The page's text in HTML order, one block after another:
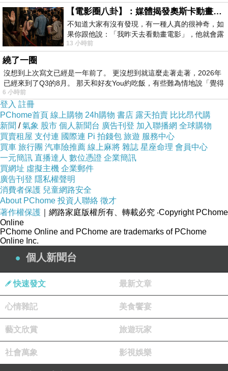
【電影圈八卦】：媒體揭發奧斯卡動畫項目投票醜聞！好萊塢為什麼看不起動畫電影？
不知道大家有沒有發現，有一種人真的很神奇，如
果你跟他說：「我昨天去看動畫電影」，他就會露
出一種慈祥的微笑，然後問你是不是陪小
13 小時前
繞了一圈
沒想到上次寫文已經是一年前了。 更沒想到就這麼走著走著，2026年
已經來到了Q3的8月。 那天和好友You約吃飯，有些難為情地說「覺得
6 小時前
登入 註冊
PChome首頁 線上購物 24h購物 書店 露天拍賣 比比昂代購
新聞 /氣象 股市 個人新聞台 廣告刊登 加入聯播網 全球購物
買賣租屋 支付連 國際連 Pi 拍錢包 旅遊 服務中心
買車 旅行團 汽車險推薦 線上麻將 雜誌 星座命理 會員中心
一元簡訊 直播達人 數位憑證 企業簡訊
買網址 虛擬主機 企業郵件
廣告刊登 隱私權聲明
消費者保護 兒童網路安全
About PChome 投資人聯絡 徵才
著作權保護 ｜網路家庭版權所有、轉載必究 ‧Copyright PChome
Online
PChome Online and PChome are trademarks of PChome
Online Inc.
個人新聞台
快速發文 最新文章
心情雜記 美食饗宴
藝文欣賞 旅遊玩家
社會萬象 影視娛樂